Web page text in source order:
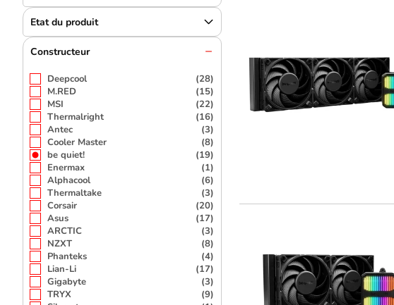
Etat du produit
Constructeur
Deepcool
(28)
M.RED
(15)
MSI
(22)
Thermalright
(16)
Antec
(3)
Cooler Master
(8)
be quiet!
(19)
Enermax
(1)
Alphacool
(6)
Thermaltake
(3)
Corsair
(20)
Asus
(17)
ARCTIC
(3)
NZXT
(8)
Phanteks
(4)
Lian-Li
(17)
Gigabyte
(3)
TRYX
(9)